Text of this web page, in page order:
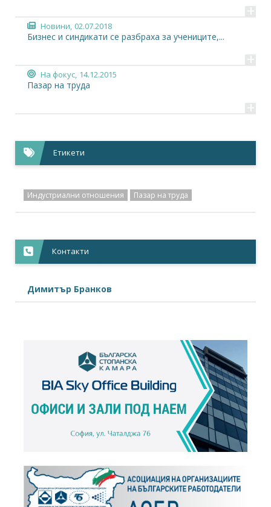
+
Новини, 02.07.2018
Бизнес и синдикати се разбраха за учениците,...
+
На фокус, 14.12.2015
Пазар на труда
+
Етикети
Индустриални отношения Пазар на труда
Контакти
Димитър Бранков